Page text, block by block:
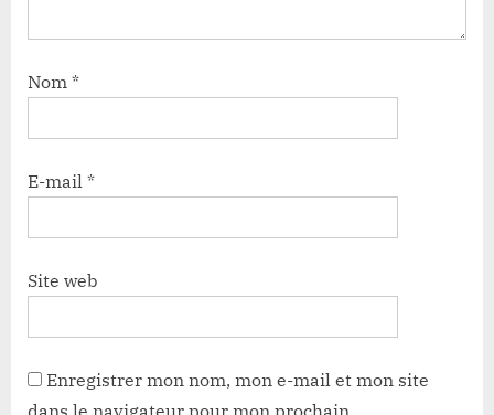
Nom *
E-mail *
Site web
Enregistrer mon nom, mon e-mail et mon site